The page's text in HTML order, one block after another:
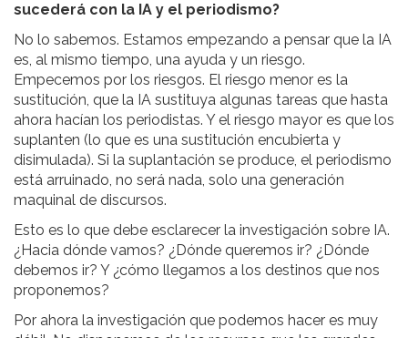
sucederá con la IA y el periodismo?
No lo sabemos. Estamos empezando a pensar que la IA
es, al mismo tiempo, una ayuda y un riesgo.
Empecemos por los riesgos. El riesgo menor es la
sustitución, que la IA sustituya algunas tareas que hasta
ahora hacían los periodistas. Y el riesgo mayor es que los
suplanten (lo que es una sustitución encubierta y
disimulada). Si la suplantación se produce, el periodismo
está arruinado, no será nada, solo una generación
maquinal de discursos.
Esto es lo que debe esclarecer la investigación sobre IA.
¿Hacia dónde vamos? ¿Dónde queremos ir? ¿Dónde
debemos ir? Y ¿cómo llegamos a los destinos que nos
proponemos?
Por ahora la investigación que podemos hacer es muy